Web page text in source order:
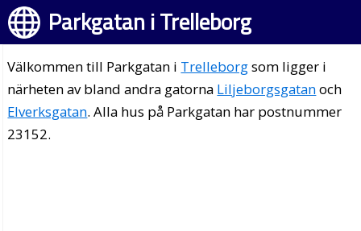
Parkgatan i Trelleborg
Välkommen till Parkgatan i Trelleborgsom ligger i
närheten av bland andra gatorna Liljeborgsgatanoch
Elverksgatan. Alla hus på Parkgatan har postnummer
23152.